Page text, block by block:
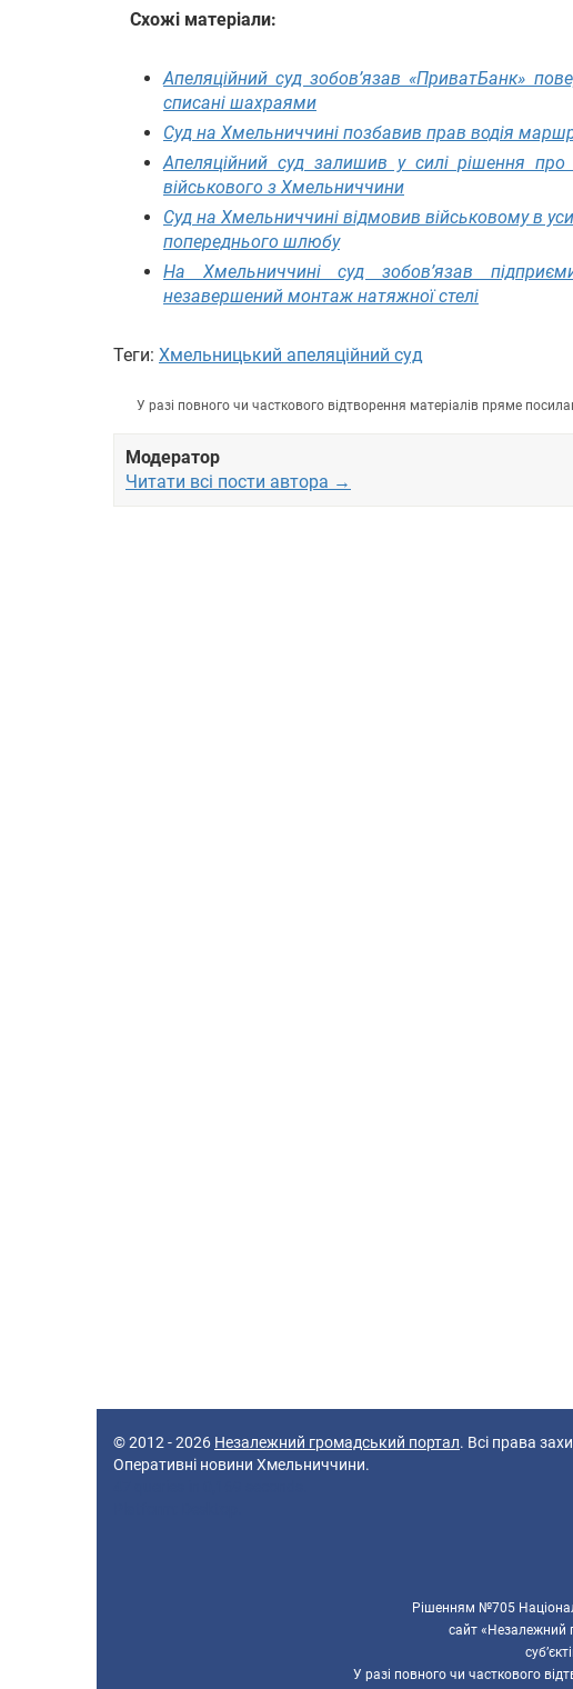
Схожі матеріали:
Апеляційний суд зобов’язав «ПриватБанк»
списані шахраями
Суд на Хмельниччині позбавив прав водія
Апеляційний суд залишив у силі рішення про
військового з Хмельниччини
Суд на Хмельниччині відмовив військовому в
попереднього шлюбу
На Хмельниччині суд зобов’язав
незавершений монтаж натяжної стелі
Теги: Хмельницький апеляційний суд
У разі повного чи часткового відтворення матеріалів пряме
Модератор
Читати всі пости автора →
© 2012 - 2026 Незалежний громадський портал. Всі права
Оперативні новини Хмельниччини.
Рішенням №705
сайт «Незалежний
У разі повного чи часткового